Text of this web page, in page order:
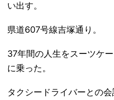
い出す。
県道607号線吉塚通り。
37年間の人生をスーツケ
に乗った。
タクシードライバーとの会